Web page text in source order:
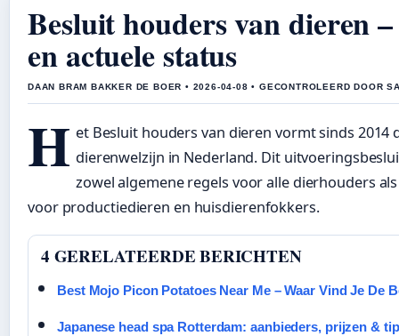
Besluit houders van dieren
en actuele status
DAAN BRAM BAKKER DE BOER • 2026-04-08 • GECONTROLEERD DOOR
H et Besluit houders van dieren vormt sinds 2014
dierenwelzijn in Nederland. Dit
zowel algemene regels voor alle dierhouders
voor productiedieren en huisdierenfokkers.
4 GERELATEERDE BERICHTEN
Best Mojo Picon Potatoes Near Me – Waar Vind Je De
Japanese head spa Rotterdam: aanbieders, prijzen &